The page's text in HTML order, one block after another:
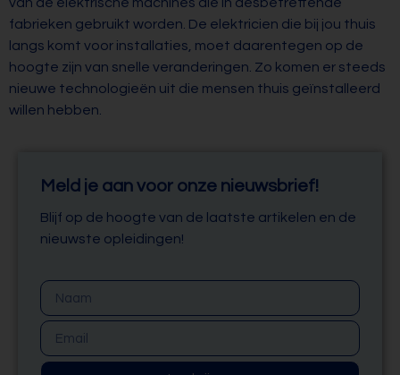
van de elektrische machines die in desbetreffende
fabrieken gebruikt worden. De elektricien die bij jou thuis
langs komt voor installaties, moet daarentegen op de
hoogte zijn van snelle veranderingen. Zo komen er steeds
nieuwe technologieën uit die mensen thuis geïnstalleerd
willen hebben.
Meld je aan voor onze nieuwsbrief!
Blijf op de hoogte van de laatste artikelen en de
nieuwste opleidingen!